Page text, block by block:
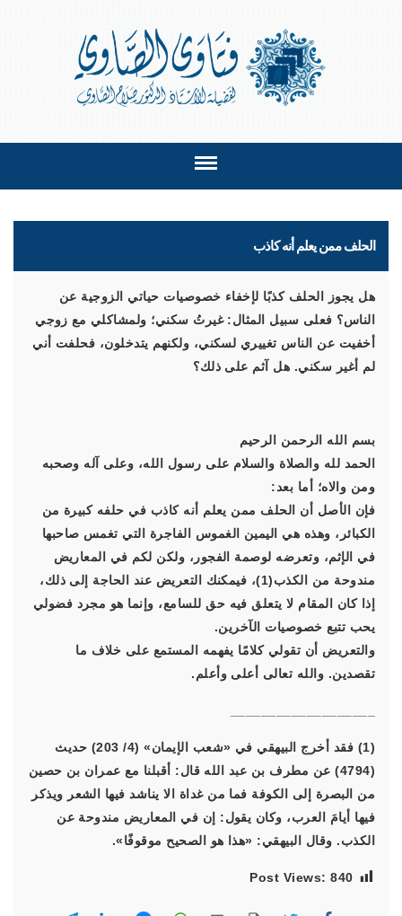
الحلف ممن يعلم أنه كاذب
هل يجوز الحلف كذبًا لإخفاء خصوصيات حياتي الزوجية عن
الناس؟ فعلى سبيل المثال: غيرتُ سكني؛ ولمشاكلي مع زوجي
أخفيت عن الناس تغييري لسكني، ولكنهم يتدخلون، فحلفت أني
لم أغير سكني. هل آثم على ذلك؟
بسم الله الرحمن الرحيم
الحمد لله والصلاة والسلام على رسول الله، وعلى آله وصحبه
ومن والاه؛ أما بعد:
فإن الأصل أن الحلف ممن يعلم أنه كاذب في حلفه كبيرة من
الكبائر، وهذه هي اليمين الغموس الفاجرة التي تغمس صاحبها
في الإثم، وتعرضه لوصمة الفجور، ولكن لكم في المعاريض
مندوحة من الكذب(1)، فيمكنك التعريض عند الحاجة إلى ذلك،
إذا كان المقام لا يتعلق فيه حق للسامع، وإنما هو مجرد فضولي
يحب تتبع خصوصيات الآخرين.
والتعريض أن تقولي كلامًا يفهمه المستمع على خلاف ما
تقصدين. والله تعالى أعلى وأعلم.
(1) فقد أخرج البيهقي في «شعب الإيمان» (4/ 203) حديث
(4794) عن مطرف بن عبد الله قال: أقبلنا مع عمران بن حصين
من البصرة إلى الكوفة فما من غداة الا يناشد فيها الشعر ويذكر
فيها أيامَ العرب، وكان يقول: إن في المعاريض مندوحة عن
الكذب. وقال البيهقي: «هذا هو الصحيح موقوفًا».
Post Views: 840